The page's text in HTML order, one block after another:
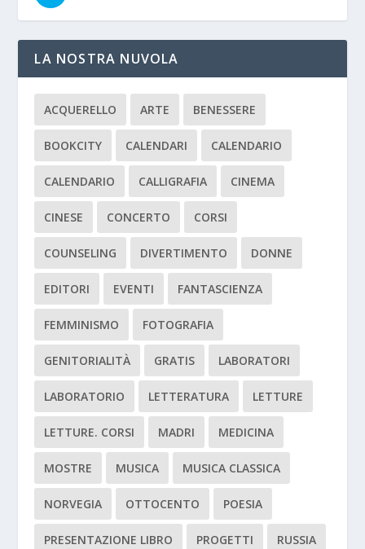
LA NOSTRA NUVOLA
ACQUERELLO ARTE BENESSERE
BOOKCITY CALENDARI CALENDARIO
CALENDARIO CALLIGRAFIA CINEMA
CINESE CONCERTO CORSI
COUNSELING DIVERTIMENTO DONNE
EDITORI EVENTI FANTASCIENZA
FEMMINISMO FOTOGRAFIA
GENITORIALITÀ GRATIS LABORATORI
LABORATORIO LETTERATURA LETTURE
LETTURE. CORSI MADRI MEDICINA
MOSTRE MUSICA MUSICA CLASSICA
NORVEGIA OTTOCENTO POESIA
PRESENTAZIONE LIBRO PROGETTI RUSSIA